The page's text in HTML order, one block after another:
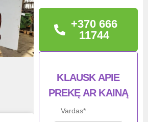
INFORMACIJA
Modelis: DEUTZ F5L912
Būklė: RESTAURUOTAS
Deutz
+370 666
11744
KLAUSK APIE
PREKĘ AR KAINĄ